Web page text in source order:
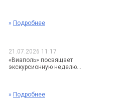
» Подробнее
21.07.2026 11:17
«Виаполь» посвящает
экскурсионную неделю...
» Подробнее